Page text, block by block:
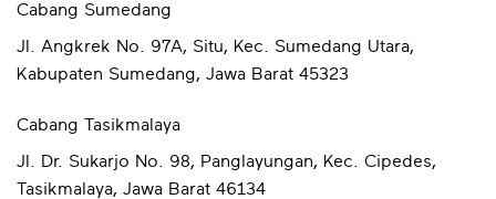
Cabang Sumedang
Jl. Angkrek No. 97A, Situ, Kec. Sumedang Utara,
Kabupaten Sumedang, Jawa Barat 45323
Cabang Tasikmalaya
Jl. Dr. Sukarjo No. 98, Panglayungan, Kec. Cipedes,
Tasikmalaya, Jawa Barat 46134